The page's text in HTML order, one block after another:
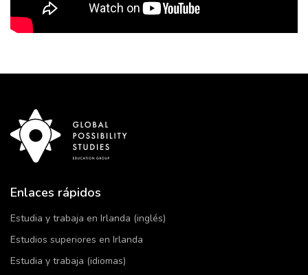
Enlaces rápidos
Estudia y trabaja en Irlanda (inglés)
Estudios superiores en Irlanda
Estudia y trabaja (idiomas)